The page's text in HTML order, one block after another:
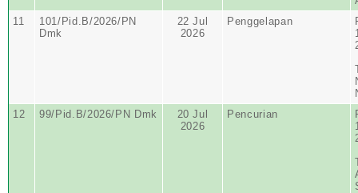
11
101/Pid.B/2026/PN
Dmk
22 Jul
2026
Penggelapan
12
99/Pid.B/2026/PN Dmk
20 Jul
2026
Pencurian